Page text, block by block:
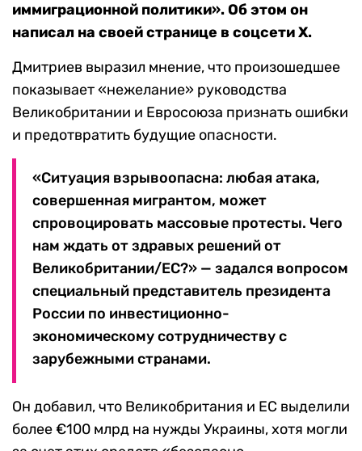
иммиграционной политики». Об этом он
написал на своей странице в соцсети Х.
Дмитриев выразил мнение, что произошедшее
показывает «нежелание» руководства
Великобритании и Евросоюза признать ошибки
и предотвратить будущие опасности.
«Ситуация взрывоопасна: любая атака,
совершенная мигрантом, может
спровоцировать массовые протесты. Чего
нам ждать от здравых решений от
Великобритании/ЕС?» — задался вопросом
специальный представитель президента
России по инвестиционно-
экономическому сотрудничеству с
зарубежными странами.
Он добавил, что Великобритания и ЕС выделили
более €100 млрд на нужды Украины, хотя могли